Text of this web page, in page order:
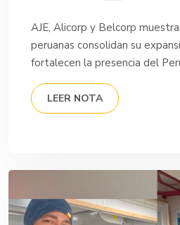
AJE, Alicorp y Belcorp
peruanas consolidan su
fortalecen la presencia del
LEER NOTA